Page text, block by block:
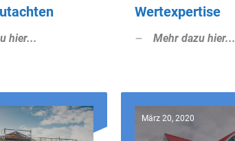
hier...
Wertexpertise
Mehr dazu hier...
März 20, 2020